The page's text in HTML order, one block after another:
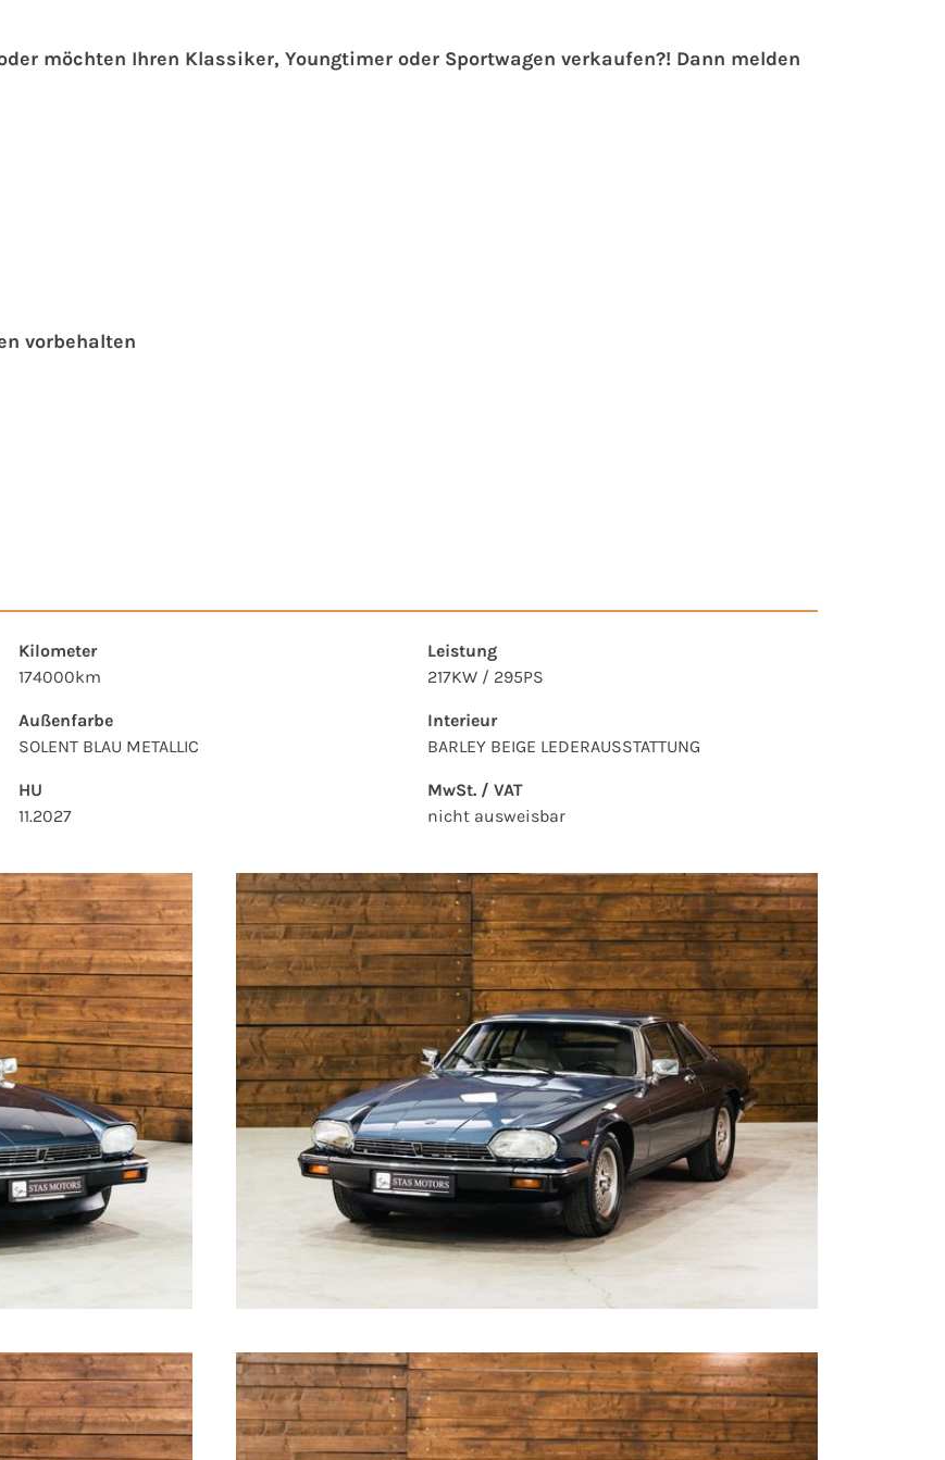
möchten Ihren Klassiker, Youngtimer oder Sportwagen verkaufen?! Dann melden
vorbehalten
Kilometer
174000km
Leistung
217KW / 295PS
Außenfarbe
SOLENT BLAU METALLIC
Interieur
BARLEY BEIGE LEDERAUSSTATTUNG
HU
11.2027
MwSt. / VAT
nicht ausweisbar